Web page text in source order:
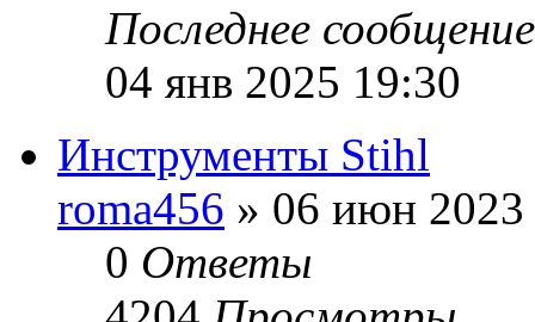
Последнее
04 янв 2025 19:30
Инструменты Stihl
roma456 » 06 июн 2023
0 Ответы